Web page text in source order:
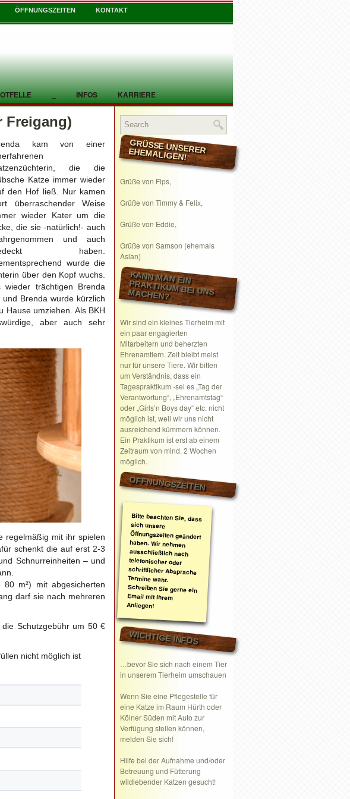
ÖFFNUNGSZEITEN KONTAKT
_ INFOS KARRIERE
Freigang)
kam von einer
die die
Katze immer wieder
den Hof ließ. Nur kamen
überraschender Weise
wieder Kater um die
die sie -natürlich!- auch
und auch
haben.
wurde die
über den Kopf wuchs.
trächtigen Brenda
Brenda wurde kürzlich
Hause umziehen. Als BKH
aber auch sehr
regelmäßig mit ihr spielen
schenkt die auf erst 2-3
Schnurreinheiten – und
m²) mit abgesicherten
darf sie nach mehreren
Schutzgebühr um 50 €
nicht möglich ist
GRÜSSE UNSERER EHEMALIGEN!
Grüße von Fips,
Grüße von Timmy & Felix,
Grüße von Eddie,
Grüße von Samson (ehemals
Aslan)
KANN MAN EIN
PRAKTIKUM BEI UNS MACHEN?
Wir sind ein kleines Tierheim mit
ein paar engagierten
Mitarbeitern und beherzten
Ehrenamtlern. Zeit bleibt meist
nur für unsere Tiere. Wir bitten
um Verständnis, dass ein
Tagespraktikum -sei es „Tag der
Verantwortung“, „Ehrenamtstag“
oder „Girls’n Boys day“ etc. nicht
möglich ist, weil wir uns nicht
ausreichend kümmern können.
Ein Praktikum ist erst ab einem
Zeitraum von mind. 2 Wochen
möglich.
ÖFFNUNGSZEITEN
Bitte beachten Sie, dass
sich unsere
Öffnungszeiten geändert
haben. Wir nehmen
ausschließlich nach
telefonischer oder
schriftlicher Absprache
Termine wahr.
Schreiben Sie gerne ein
Email mit Ihrem
Anliegen!
WICHTIGE INFOS
…bevor Sie sich nach einem Tier
in unserem Tierheim umschauen
Wenn Sie eine Pflegestelle für
eine Katze im Raum Hürth oder
Kölner Süden mit Auto zur
Verfügung stellen können,
melden Sie sich!
Hilfe bei der Aufnahme und/oder
Betreuung und Fütterung
wildlebender Katzen gesucht!